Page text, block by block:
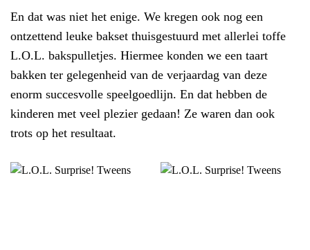
En dat was niet het enige. We kregen ook nog een
ontzettend leuke bakset thuisgestuurd met allerlei toffe
L.O.L. bakspulletjes. Hiermee konden we een taart
bakken ter gelegenheid van de verjaardag van deze
enorm succesvolle speelgoedlijn. En dat hebben de
kinderen met veel plezier gedaan! Ze waren dan ook
trots op het resultaat.